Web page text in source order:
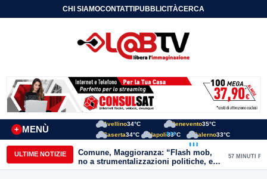
CHI SIAMOCONTATTIPUBBLICITÀCERCA
MENÙ
+
Avellino34°C Benevento35°C
Caserta34°C Napoli33°C Salerno33°C
ULTIME NOTIZIE
Comune, Maggioranza: “Flash mob,
no a strumentalizzazioni politiche, ex
assessori non fingano di cadere dalle
57 MINUTI FA